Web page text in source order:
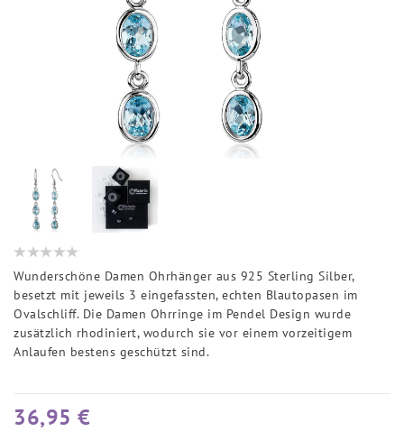
Wunderschöne Damen Ohrhänger aus 925 Sterling Silber,
besetzt mit jeweils 3 eingefassten, echten Blautopasen im
Ovalschliff. Die Damen Ohrringe im Pendel Design wurde
zusätzlich rhodiniert, wodurch sie vor einem vorzeitigem
Anlaufen bestens geschützt sind.
36,95 €